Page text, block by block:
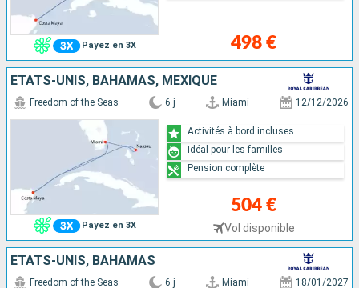
Payez en 3X 498 €
ÉTATS-UNIS, BAHAMAS, MEXIQUE
Payez en 3X
Freedom of the Seas 6 j Miami 12/12/2026
504 €
Vol disponible
Activités à bord incluses
Idéal pour les familles
Pension complète
ÉTATS-UNIS, BAHAMAS
Freedom of the Seas 6 j Miami 18/01/2027